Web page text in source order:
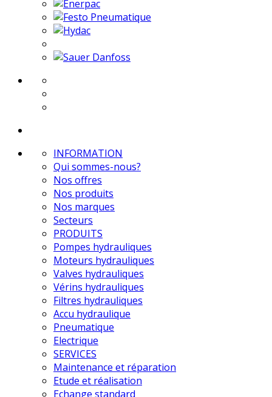
INFORMATION
Qui sommes-nous?
Nos offres
Nos produits
Nos marques
Secteurs
PRODUITS
Pompes hydrauliques
Moteurs hydrauliques
Valves hydrauliques
Vérins hydrauliques
Filtres hydrauliques
Accu hydraulique
Pneumatique
Electrique
SERVICES
Maintenance et réparation
Etude et réalisation
Echange standard